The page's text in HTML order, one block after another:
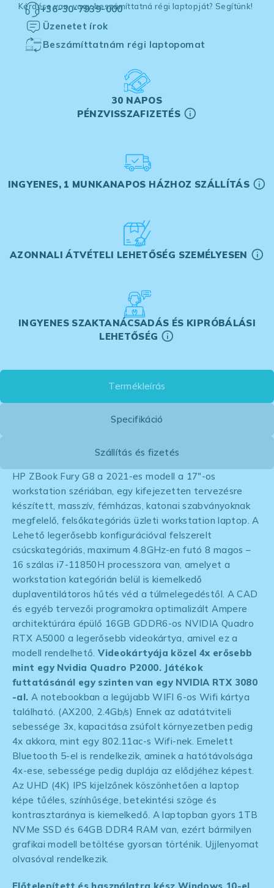
Kérdése van, vagy beszámíttatná régi laptopját? Segítünk!
+36-30-7939-000
Üzenetet írok
Beszámíttatnám régi laptopomat
30 NAPOS
PÉNZVISSZAFIZETÉS
INGYENES, 1 MUNKANAPOS HÁZHOZ SZÁLLÍTÁS
AZONNALI ÁTVÉTELI LEHETŐSÉG SZEMÉLYESEN
INGYENES SZAKTANÁCSADÁS ÉS KIPRÓBÁLÁSI
LEHETŐSÉG
Termékleírás
Specifikáció
Szállítás és fizetés
HP ZBook Fury G8 a 2021-es modell a 17″-os
workstation szériában, egy kifejezetten tervezésre
készített, masszív, fémházas, katonai szabványoknak
megfelelő, felsőkategóriás üzleti workstation laptop. A
Lehető legerősebb konfigurációval felszerelt
csúcskategóriás, maximum 4.8GHz-en futó 8 magos –
16 szálas i7-11850H processzora van, amelyet a
workstation kategórián belül is kiemelkedő
duplaventilátoros hűtés véd a túlmelegedéstől. A CAD
és egyéb tervezői programokra optimalizált Ampere
architektúrára épülő 16GB GDDR6-os NVIDIA Quadro
RTX A5000 a legerősebb videokártya, amivel ez a
modell rendelhető.Videokártyája közel 4x erősebb
mint egy Nvidia Quadro P2000. Játékok
futtatásánál egy szinten van egy NVIDIA RTX 3080
-al. A notebookban a legújabb WIFI 6-os Wifi kártya
található. (AX200, 2.4Gb/s) Ennek az adatátviteli
sebessége 3x, kapacitása zsúfolt környezetben pedig
4x akkora, mint egy 802.11ac-s Wifi-nek. Emelett
Bluetooth 5-el is rendelkezik, aminek a hatótávolsága
4x-ese, sebessége pedig duplája az elődjéhez képest.
Az UHD (4K) IPS kijelzőnek köszönhetően a laptop
képe tűéles, színhűsége, betekintési szöge és
kontrasztaránya is kiemelkedő. A laptopban gyors 1TB
NVMe SSD és 64GB DDR4 RAM van, ezért bármilyen
grafikai modell betöltése gyorsan történik. Ujjlenyomat
olvasóval rendelkezik.